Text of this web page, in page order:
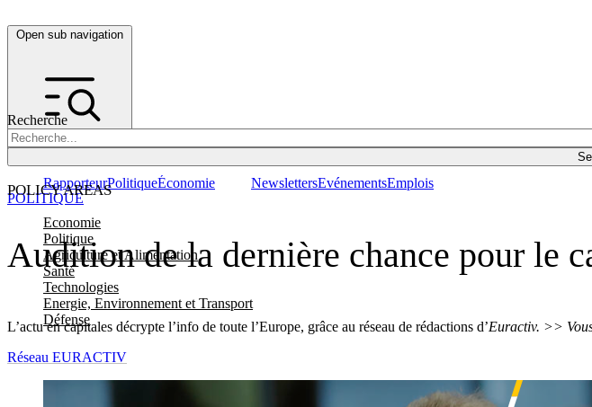
Open sub navigation
Recherche
POLICY AREAS
Economie
Politique
Agriculture et Alimentation
Santé
Technologies
Energie, Environnement et Transport
Défense
RapporteurPolitiqueÉconomie NewslettersEvénementsEmplois
Audition de la dernière chance pour le
L’actu en capitales décrypte l’info de toute l’Europe, grâce au réseau de rédactions d’Euractiv. >>
POLITIQUE
Réseau EURACTIV